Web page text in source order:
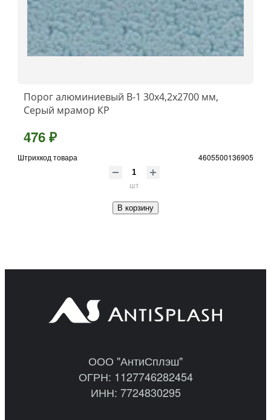
Порог алюминиевый B-1 30х4,2x2700 мм,
Серый мрамор КР
476 ₽
Штрихкод товара 4605500136905
шт
В корзину
ООО "АнтиСплэш"
ОГРН: 1127746282454
ИНН: 7724830295